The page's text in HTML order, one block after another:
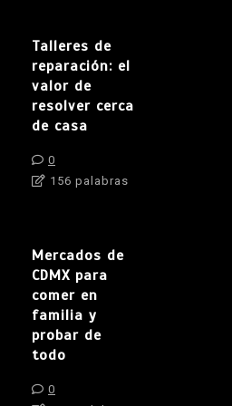
Talleres de
reparación: el
valor de
resolver cerca
de casa
0
156 palabras
Mercados de
CDMX para
comer en
familia y
probar de
todo
0